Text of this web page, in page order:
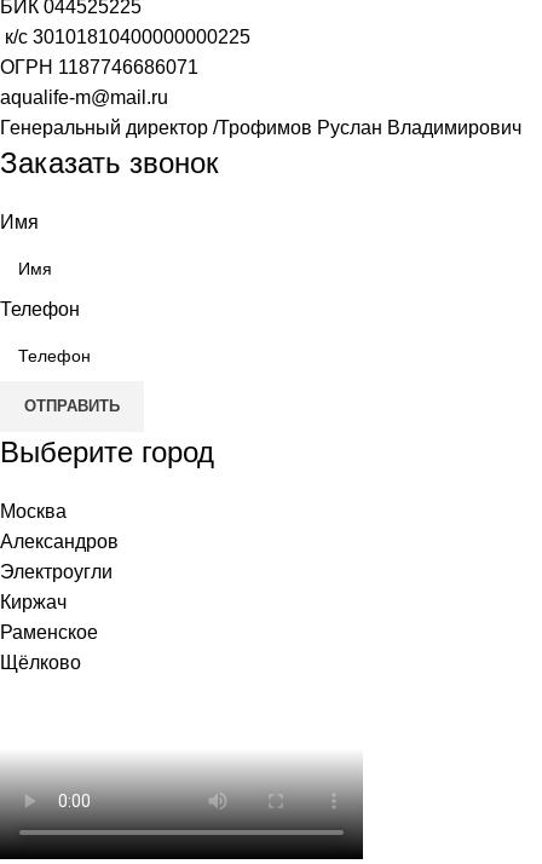
БИК 044525225
к/с 30101810400000000225
ОГРН 1187746686071
aqualife-m@mail.ru
Генеральный директор /Трофимов Руслан Владимирович
Заказать звонок
Имя
Телефон
ОТПРАВИТЬ
Выберите город
Москва
Александров
Электроугли
Киржач
Раменское
Щёлково